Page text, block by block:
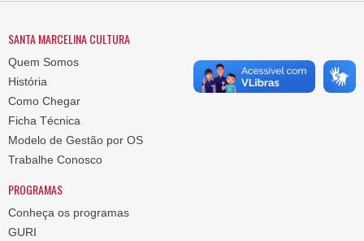
SANTA MARCELINA CULTURA
Quem Somos
História
Como Chegar
Ficha Técnica
Modelo de Gestão por OS
Trabalhe Conosco
PROGRAMAS
Conheça os programas
GURI